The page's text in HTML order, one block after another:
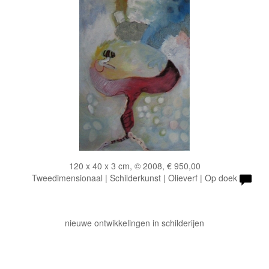
120 x 40 x 3 cm, © 2008, € 950,00
Tweedimensionaal | Schilderkunst | Olieverf | Op doek
nieuwe ontwikkelingen in schilderijen